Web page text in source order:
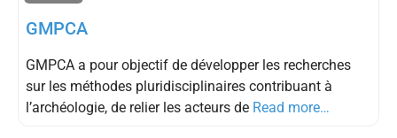
GMPCA
GMPCA a pour objectif de développer les recherches
sur les méthodes pluridisciplinaires contribuant à
l’archéologie, de relier les acteurs de Read more…